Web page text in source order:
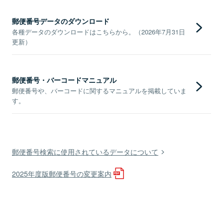
郵便番号データのダウンロード
各種データのダウンロードはこちらから。（2026年7月31日
更新）
郵便番号・バーコードマニュアル
郵便番号や、バーコードに関するマニュアルを掲載していま
す。
郵便番号検索に使用されているデータについて
2025年度版郵便番号の変更案内